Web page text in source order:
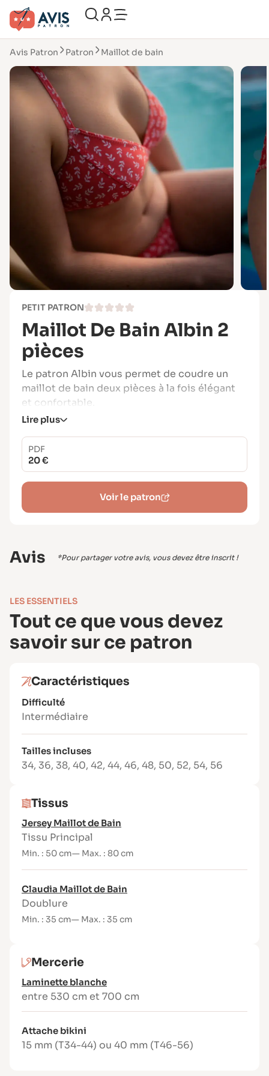
Avis Patron Patron Maillot de bain
PETIT PATRON
Maillot De Bain Albin 2
pièces
Le patron Albin vous permet de coudre un
maillot de bain deux pièces à la fois élégant
et confortable.
Son haut triangle ajusté assure un bon
maintien tout en restant couvrant, tandis que
la culotte est proposée en taille classique ou
taille haute pour s’adapter à vos envies.
Un modèle polyvalent pour bronzer sur la
plage ou profiter de la piscine avec style.
couleurs, sans superposition)
Patron complet du 34 au 56
schémas
Téléchargement immédiat après achat
Intermédiaire – Idéal pour celles et ceux ayant
et maillot de bain.
Maille spéciale maillot de bain (traitée
anti-UV, chlore et sel de mer)
Tissu principal :
Tailles 34 à 44 : 50 cm (laize 140 cm)
Tailles 46 à 56 : 80 cm (laize 140 cm)
Laminette blanche 8 mm : 5,3 m à 7 m
Attache bikini : 15 mm (T34-44) ou 40 mm
(T46-56)
Machine à coudre ou surjeteuse
Lire plus
PDF
20 €
Voir le patron
Avis *Pour partager votre avis, vous devez être inscrit !
LES ESSENTIELS
Tout ce que vous devez
savoir sur ce patron
Caractéristiques
Difficulté
Intermédiaire
Tailles incluses
34, 36, 38, 40, 42, 44, 46, 48, 50, 52, 54, 56
Tissus
Jersey Maillot de Bain
Tissu Principal
Min. : 50 cm— Max. : 80 cm
Claudia Maillot de Bain
Doublure
Min. : 35 cm— Max. : 35 cm
Mercerie
Laminette blanche
entre 530 cm et 700 cm
Attache bikini
15 mm (T34-44) ou 40 mm (T46-56)